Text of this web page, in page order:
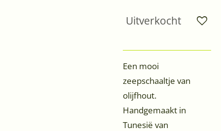
Uitverkocht
Een mooi
zeepschaaltje van
olijfhout.
Handgemaakt in
Tunesië van